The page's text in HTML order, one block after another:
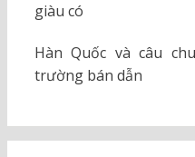
giàu có
Hàn Quốc và câu
trường bán dẫn